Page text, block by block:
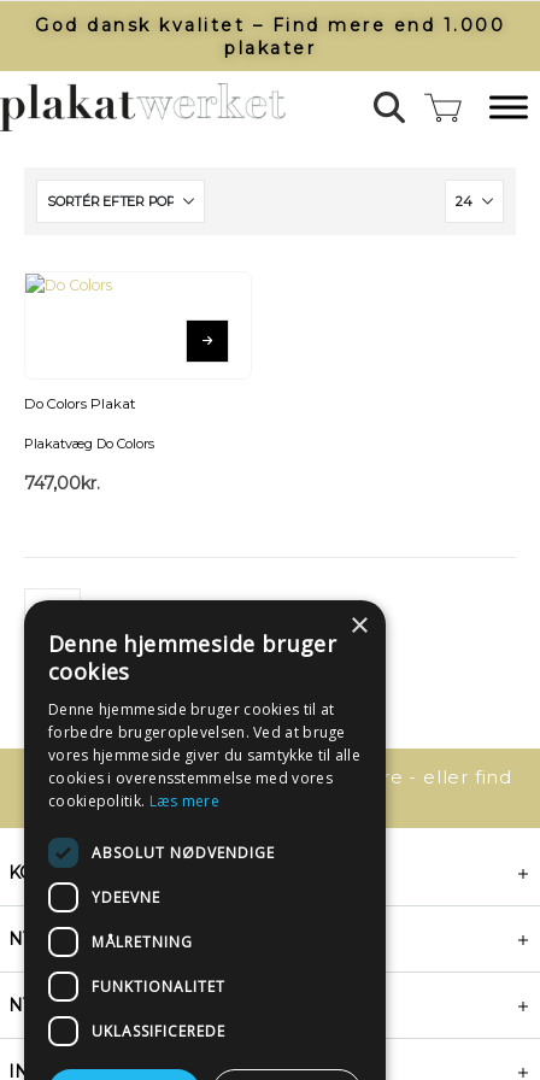
God dansk kvalitet – Find mere end 1.000
plakater​
Do Colors Plakat
Plakatvæg Do Colors
747,00kr.
Har du spørgsmål, så kontakt os bare - eller find
svaret her:
KONTAKT
NYHEDSBREV
NYTTIGE LINKS
INSPIRATION
×
Denne hjemmeside bruger
cookies
Denne hjemmeside bruger cookies til at
forbedre brugeroplevelsen. Ved at bruge
vores hjemmeside giver du samtykke til alle
cookies i overensstemmelse med vores
cookiepolitik. Læs mere
ABSOLUT NØDVENDIGE
YDEEVNE
MÅLRETNING
FUNKTIONALITET
UKLASSIFICEREDE